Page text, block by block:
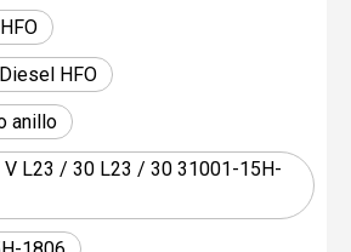
HFO
anillo
V L23 / 30 L23 / 30 31001-15H-